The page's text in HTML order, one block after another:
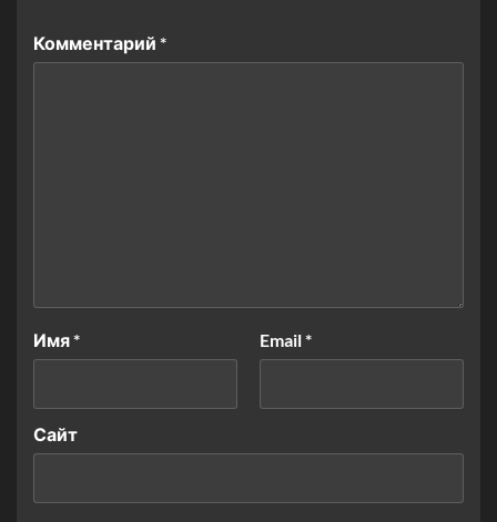
Комментарий *
Имя* Email*
Сайт